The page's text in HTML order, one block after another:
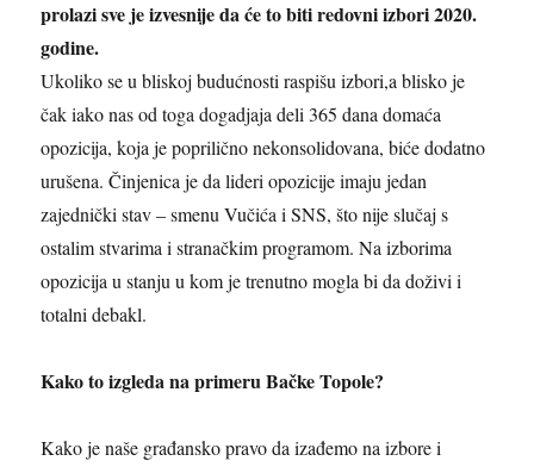
prolazi sve je izvesnije da će to biti redovni izbori 2020.
godine.
Ukoliko se u bliskoj budućnosti raspišu izbori,a blisko je
čak iako nas od toga dogadjaja deli 365 dana domaća
opozicija, koja je poprilično nekonsolidovana, biće dodatno
urušena. Činjenica je da lideri opozicije imaju jedan
zajednički stav – smenu Vučića i SNS, što nije slučaj s
ostalim stvarima i stranačkim programom. Na izborima
opozicija u stanju u kom je trenutno mogla bi da doživi i
totalni debakl.
Kako to izgleda na primeru Bačke Topole?
Kako je naše građansko pravo da izađemo na izbore i